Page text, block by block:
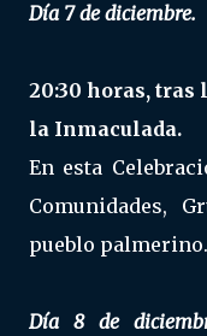
Día 7 de diciembre.
20:30 horas,
la Inmaculada.
En esta
Comunidades,
pueblo palmerino.
Día 8 de